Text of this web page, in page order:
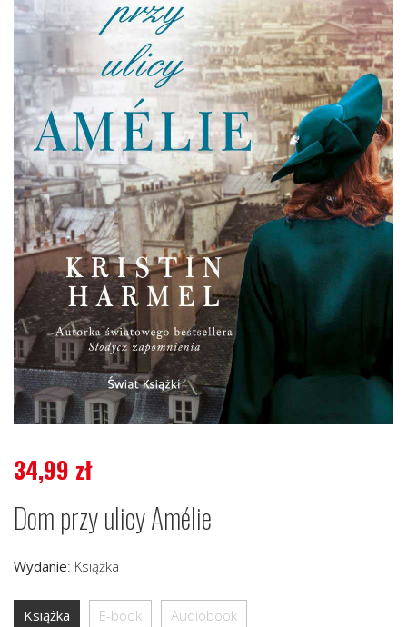
34,99 zł
Dom przy ulicy Amélie
Wydanie: Książka
Książka E-book Audiobook